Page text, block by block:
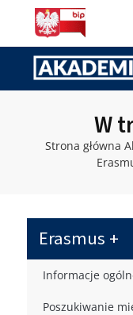
W
Strona główna
Erasmus +
Informacje
Poszukiwanie